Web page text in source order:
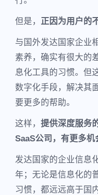
但是， 正因为用户的
与国外发达国家企业
素养，确实有很大的
息化工具的习惯。但
数字化手段，解决其
要更多的帮助。
这样， 提供深度服务
SaaS公司，有更多机
发达国家的企业信息
年；无论是信息化的
习惯，都远远高于国